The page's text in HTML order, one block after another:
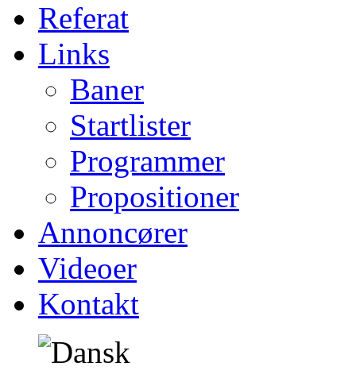
Referat
Links
Baner
Startlister
Programmer
Propositioner
Annoncører
Videoer
Kontakt